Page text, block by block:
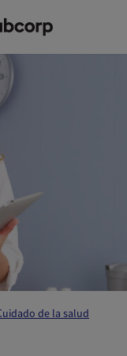
de la salud